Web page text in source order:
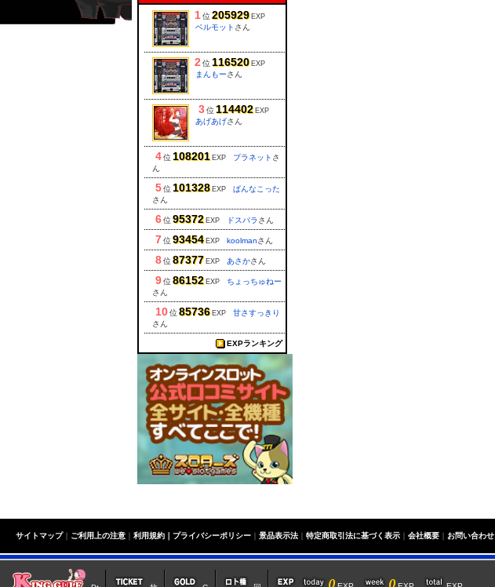
1位 205929 EXP
ベルモット さん
2 位 116520 EXP
まんもーさん
3位 114402 EXP
あげあげさん
4位 108201 EXP プラネット さ
ん
5位 101328 EXP
ぱんなこった
さん
6位 95372 EXP ドスパラさん
7位 93454 EXP koolmanさん
8位 87377 EXP あさかさん
9位 86152 EXP
ちょっちゅねー
さん
10位 85736 EXP
甘さすっきり
さん
EXPランキング
0 0
サイトマップ｜ ご利用上の注意 ｜ 利用規約｜ プライバシーポリシー ｜ 景品表示法 ｜ 特定商取引法に基づく表示 ｜ 会社概要 ｜ お問い合わせ